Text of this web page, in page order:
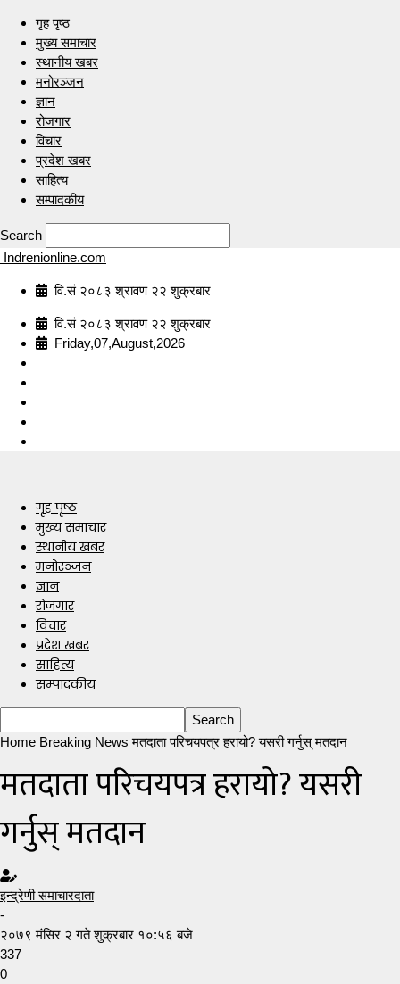
गृह पृष्ठ
मुख्य समाचार
स्थानीय खबर
मनोरञ्जन
ज्ञान
रोजगार
विचार
प्रदेश खबर
साहित्य
सम्पादकीय
Search
Indrenionline.com
वि.सं २०८३ श्रावण २२ शुक्रबार
वि.सं २०८३ श्रावण २२ शुक्रबार
Friday,07,August,2026
गृह पृष्ठ
मुख्य समाचार
स्थानीय खबर
मनोरञ्जन
ज्ञान
रोजगार
विचार
प्रदेश खबर
साहित्य
सम्पादकीय
Home Breaking News मतदाता परिचयपत्र हरायो? यसरी गर्नुस् मतदान
मतदाता परिचयपत्र हरायो? यसरी
गर्नुस् मतदान
इन्द्रेणी समाचारदाता
-
२०७९ मंसिर २ गते शुक्रबार १०:५६ बजे
337
0